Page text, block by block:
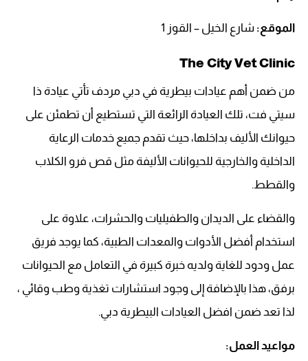
الموقع: شارع الخيل – القوز 1
The City Vet Clinic
من ضمن أهم عيادات بيطرية في دبي مردف تأتي عيادة ذا
سيتي فت، تلك العيادة الرائعة التي تستطيع أن تطمئن على
حيوانك الأليف بداخلها، حيث تقدم جميع خدمات الرعاية
الداخلية والخارجية للحيوانات الأليفة مثل قص فرو الكلاب
والقطط.
والقضاء على الديدان والطفيليات والحشرات، علاوة على
استخدام أفضل الأدوات والمعدات الطبية، كما يوجد فريق
عمل ودود للغاية ولديه خبرة كبيرة في التعامل مع الحيوانات
برفق، هذا بالإضافة إلى وجود استشارات تغذية وطب وقائي ،
لذا تعد ضمن افضل العيادات البيطرية دبي.
مواعيد العمل: